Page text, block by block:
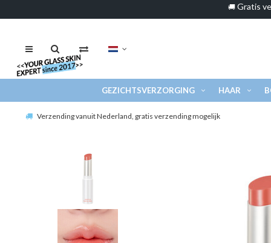
🚚Gratis
GEZICHTSVERZORGING HAAR
Verzending vanuit Nederland, gratis verzending mogelijk